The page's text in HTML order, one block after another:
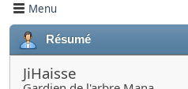
Menu
Résumé
JiHaisse